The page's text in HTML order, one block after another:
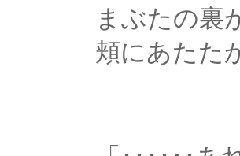
の裏がほん
たたかな陽